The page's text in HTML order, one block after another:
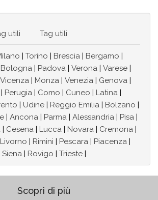
utili Tag utili
Torino Brescia Bergamo
Bologna Padova Verona Varese
Vicenza Monza Venezia Genova
Perugia Como Cuneo Latina
Udine Reggio Emilia Bolzano
Ancona Parma Alessandria Pisa
Cesena Lucca Novara Cremona
Livorno Rimini Pescara Piacenza
Siena Rovigo Trieste
Scopri di più